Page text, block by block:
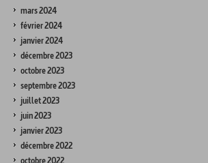
mars 2024
février 2024
janvier 2024
décembre 2023
octobre 2023
septembre 2023
juillet 2023
juin 2023
janvier 2023
décembre 2022